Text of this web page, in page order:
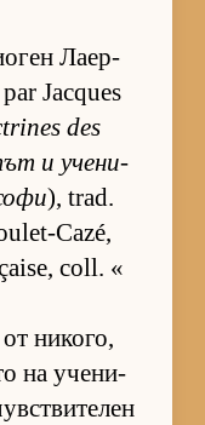
Ла­ер­
Jacques
des
и уче­ни­
), trad.
Cazé,
coll. «
ни­ко­го,
на уче­ни­